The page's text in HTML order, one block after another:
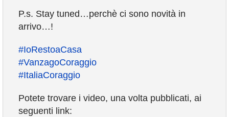
P.s. Stay tuned…perchè ci sono novità in
arrivo…!
#IoRestoaCasa
#VanzagoCoraggio
#ItaliaCoraggio
Potete trovare i video, una volta pubblicati, ai
seguenti link: